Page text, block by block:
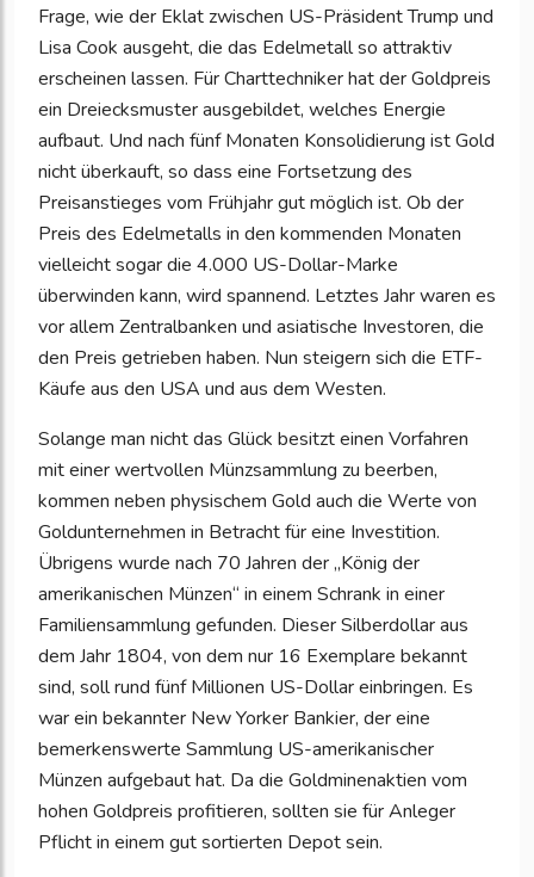
Frage, wie der Eklat zwischen US-Präsident Trump und
Lisa Cook ausgeht, die das Edelmetall so attraktiv
erscheinen lassen. Für Charttechniker hat der Goldpreis
ein Dreiecksmuster ausgebildet, welches Energie
aufbaut. Und nach fünf Monaten Konsolidierung ist Gold
nicht überkauft, so dass eine Fortsetzung des
Preisanstieges vom Frühjahr gut möglich ist. Ob der
Preis des Edelmetalls in den kommenden Monaten
vielleicht sogar die 4.000 US-Dollar-Marke
überwinden kann, wird spannend. Letztes Jahr waren es
vor allem Zentralbanken und asiatische Investoren, die
den Preis getrieben haben. Nun steigern sich die ETF-
Käufe aus den USA und aus dem Westen.
Solange man nicht das Glück besitzt einen Vorfahren
mit einer wertvollen Münzsammlung zu beerben,
kommen neben physischem Gold auch die Werte von
Goldunternehmen in Betracht für eine Investition.
Übrigens wurde nach 70 Jahren der „König der
amerikanischen Münzen“ in einem Schrank in einer
Familiensammlung gefunden. Dieser Silberdollar aus
dem Jahr 1804, von dem nur 16 Exemplare bekannt
sind, soll rund fünf Millionen US-Dollar einbringen. Es
war ein bekannter New Yorker Bankier, der eine
bemerkenswerte Sammlung US-amerikanischer
Münzen aufgebaut hat. Da die Goldminenaktien vom
hohen Goldpreis profitieren, sollten sie für Anleger
Pflicht in einem gut sortierten Depot sein.